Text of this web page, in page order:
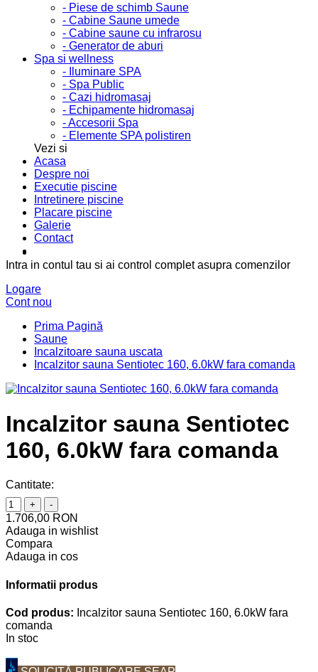
- Piese de schimb Saune
- Cabine Saune umede
- Cabine saune cu infrarosu
- Generator de aburi
Spa si wellness
- Iluminare SPA
- Spa Public
- Cazi hidromasaj
- Echipamente hidromasaj
- Accesorii Spa
- Elemente SPA polistiren
Vezi si
Acasa
Despre noi
Executie piscine
Intretinere piscine
Placare piscine
Galerie
Contact
Intra in contul tau si ai control complet asupra comenzilor
Logare
Cont nou
Prima Pagină
Saune
Incalzitoare sauna uscata
Incalzitor sauna Sentiotec 160, 6.0kW fara comanda
Incalzitor sauna Sentiotec
160, 6.0kW fara comanda
Cantitate:
+ -
1.706,00 RON
Adauga in wishlist
Compara
Adauga in cos
Informatii produs
Cod produs: Incalzitor sauna Sentiotec 160, 6.0kW fara
comanda
In stoc